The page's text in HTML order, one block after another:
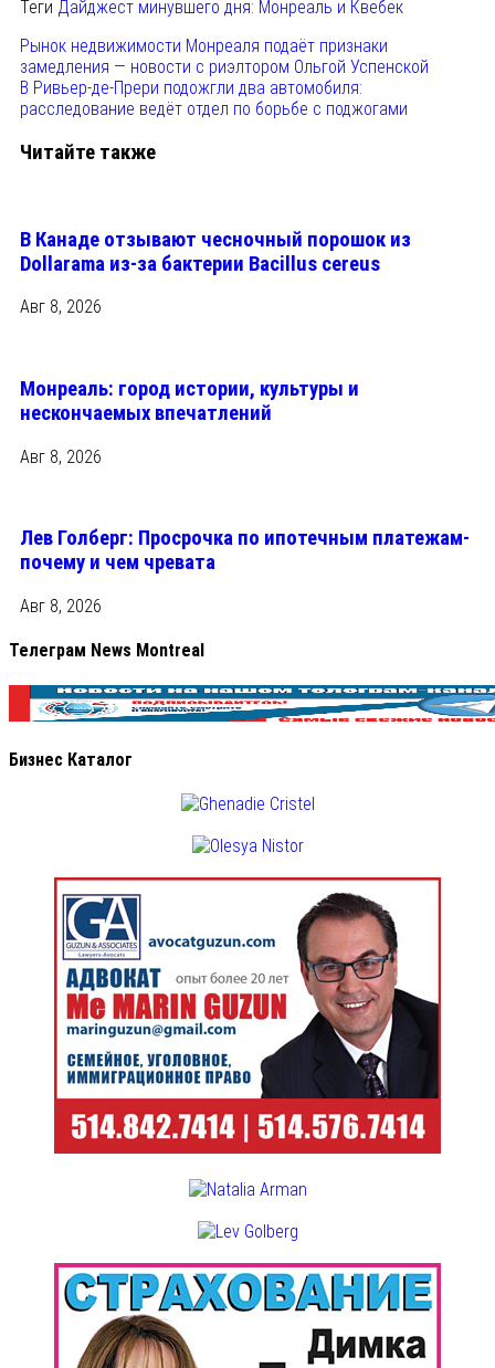
Теги Дайджест минувшего дня: Монреаль и Квебек
Рынок недвижимости Монреаля подаёт признаки
замедления — новости с риэлтором Ольгой Успенской
В Ривьер-де-Прери подожгли два автомобиля:
расследование ведёт отдел по борьбе с поджогами
Читайте также
В Канаде отзывают чесночный порошок из
Dollarama из-за бактерии Bacillus cereus
Авг 8, 2026
Монреаль: город истории, культуры и
нескончаемых впечатлений
Авг 8, 2026
Лев Голберг: Просрочка по ипотечным платежам-
почему и чем чревата
Авг 8, 2026
Телеграм News Montreal
Бизнес Каталог